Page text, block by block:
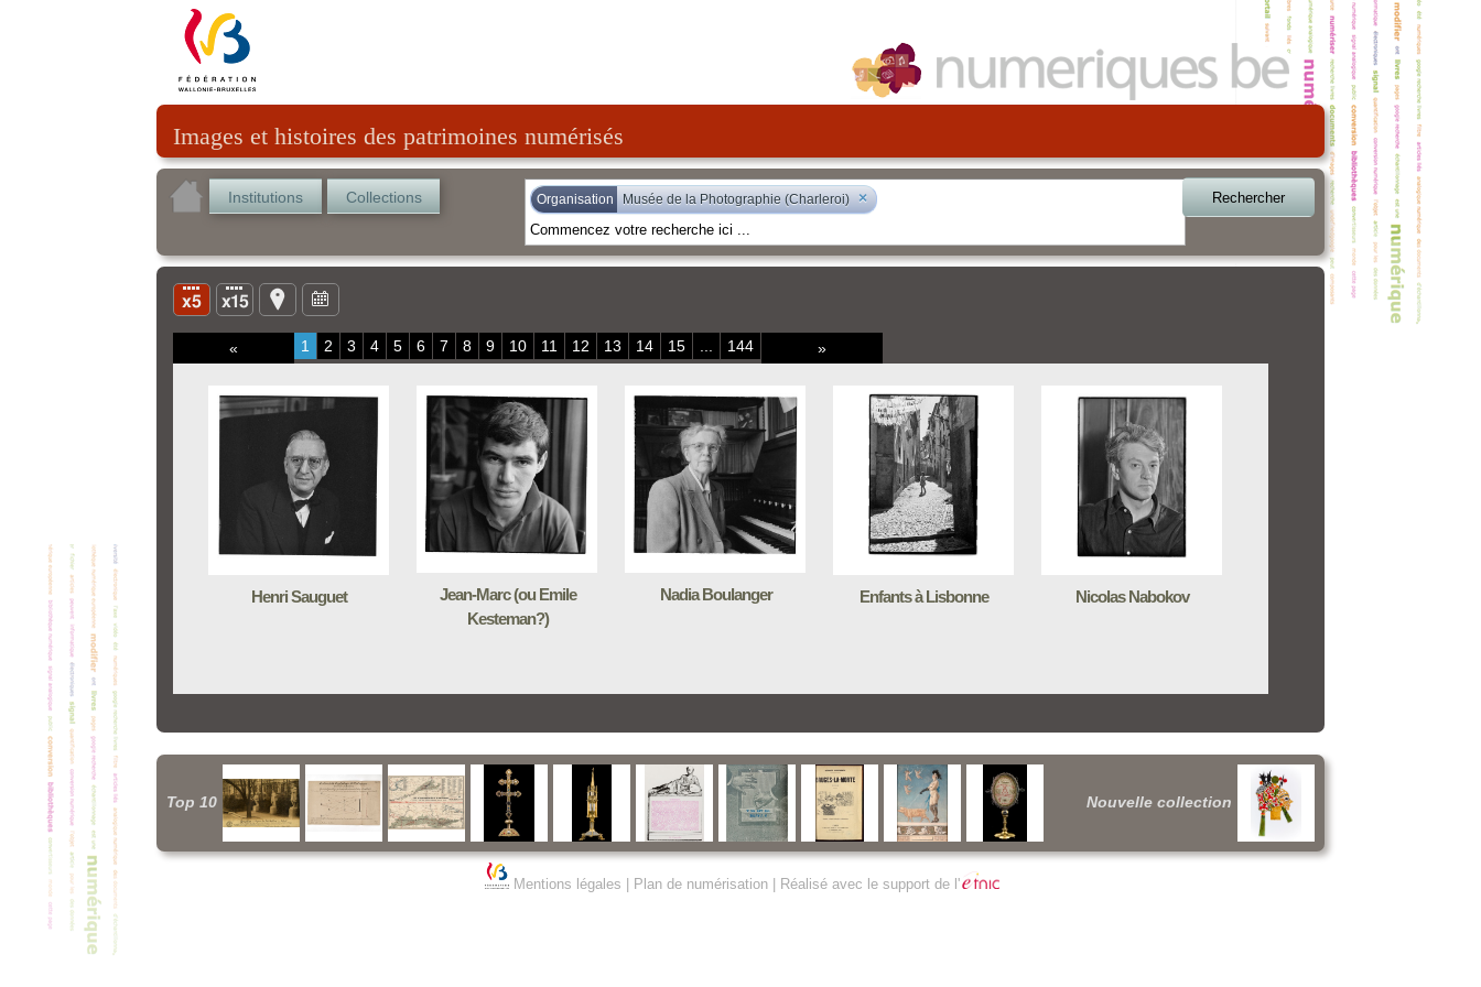
Images et histoires des patrimoines numérisés
Institutions Collections Organisation Musée de la Photographie (Charleroi) × Rechercher
« 1 2 3 4 5 6 7 8 9 10 11 12 13 14 15 144 »
Henri Sauguet
Jean-Marc (ou Emile
Kesteman?)
Nadia Boulanger Enfants à Lisbonne Nicolas Nabokov
Top 10 Nouvelle collection
Mentions légales Plan de numérisation| Réalisé avec le support de l'